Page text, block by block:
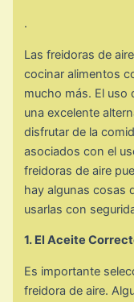
.
Las freidoras de
cocinar alimentos
mucho más. El uso
una excelente
disfrutar de la
asociados con el
freidoras de aire
hay algunas cosas
usarlas con
1. El Aceite
Es importante
freidora de aire.